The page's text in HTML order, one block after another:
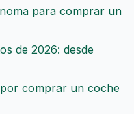
para comprar un
de 2026: desde
comprar un coche